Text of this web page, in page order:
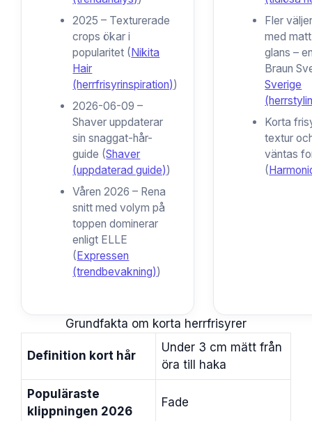
2025 – Texturerade
crops ökar i
popularitet ( Nikita
Hair
(herrfrisyrinspiration))
2026-06-09 –
Shaver uppdaterar
sin snaggat-hår-
guide (Shaver
(uppdaterad guide))
Våren 2026 – Rena
snitt med volym på
toppen dominerar
enligt ELLE
( Expressen
(trendbevakning))
Fler
med
glans –
Braun
Sverige
Korta
textur
väntas
(
Grundfakta om korta herrfrisyrer
Definition kort hår
Under 3 cm mätt från
öra till haka
Populäraste
klippningen 2026
Fade